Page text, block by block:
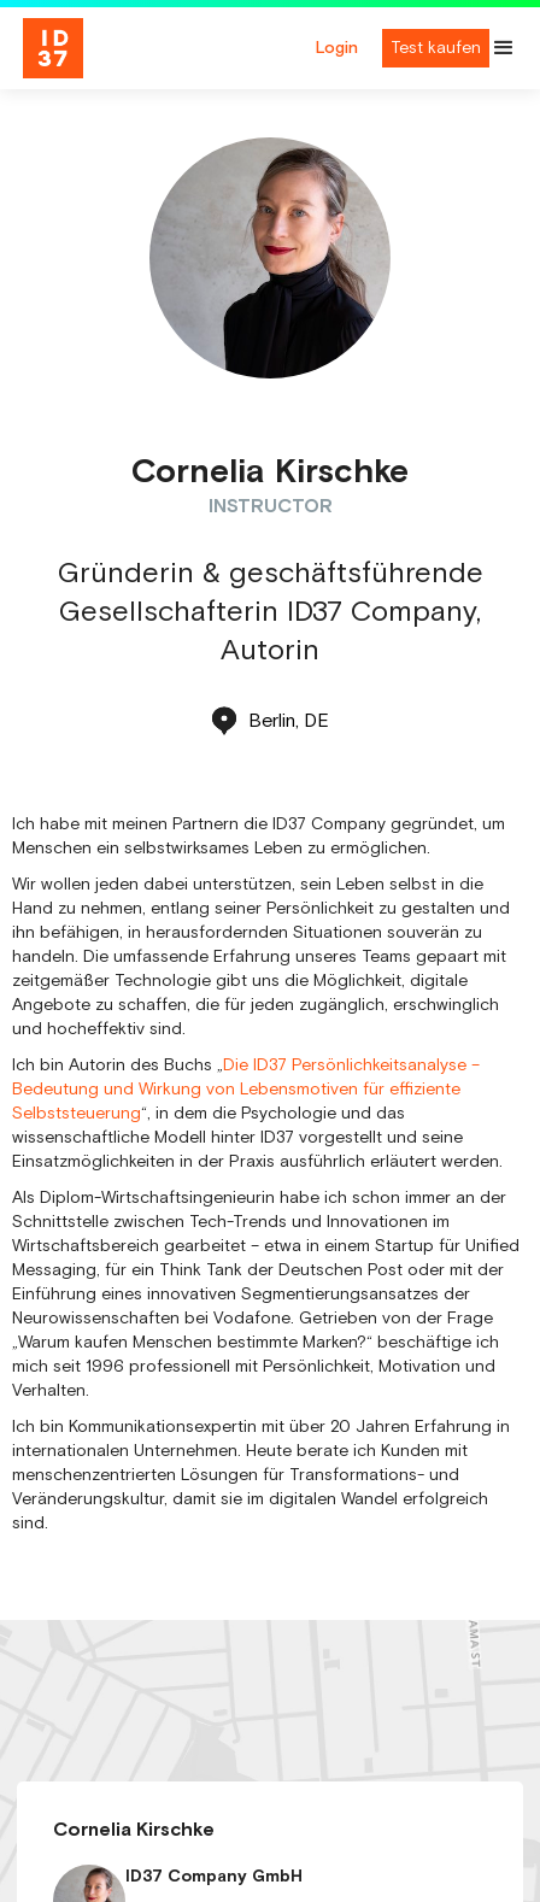
Login Test kaufen
Cornelia Kirschke
INSTRUCTOR
Gründerin & geschäftsführende
Gesellschafterin ID37 Company,
Autorin
Berlin, DE
Ich habe mit meinen Partnern die ID37 Company gegründet, um
Menschen ein selbstwirksames Leben zu ermöglichen.
Wir wollen jeden dabei unterstützen, sein Leben selbst in die
Hand zu nehmen, entlang seiner Persönlichkeit zu gestalten und
ihn befähigen, in herausfordernden Situationen souverän zu
handeln. Die umfassende Erfahrung unseres Teams gepaart mit
zeitgemäßer Technologie gibt uns die Möglichkeit, digitale
Angebote zu schaffen, die für jeden zugänglich, erschwinglich
und hocheffektiv sind.
Ich bin Autorin des Buchs „Die ID37 Persönlichkeitsanalyse –
Bedeutung und Wirkung von Lebensmotiven für effiziente
Selbststeuerung“, in dem die Psychologie und das
wissenschaftliche Modell hinter ID37 vorgestellt und seine
Einsatzmöglichkeiten in der Praxis ausführlich erläutert werden.
Als Diplom-Wirtschaftsingenieurin habe ich schon immer an der
Schnittstelle zwischen Tech-Trends und Innovationen im
Wirtschaftsbereich gearbeitet – etwa in einem Startup für Unified
Messaging, für ein Think Tank der Deutschen Post oder mit der
Einführung eines innovativen Segmentierungsansatzes der
Neurowissenschaften bei Vodafone. Getrieben von der Frage
„Warum kaufen Menschen bestimmte Marken?“ beschäftige ich
mich seit 1996 professionell mit Persönlichkeit, Motivation und
Verhalten.
Ich bin Kommunikationsexpertin mit über 20 Jahren Erfahrung in
internationalen Unternehmen. Heute berate ich Kunden mit
menschenzentrierten Lösungen für Transformations- und
Veränderungskultur, damit sie im digitalen Wandel erfolgreich
sind.
Cornelia Kirschke
ID37 Company GmbH